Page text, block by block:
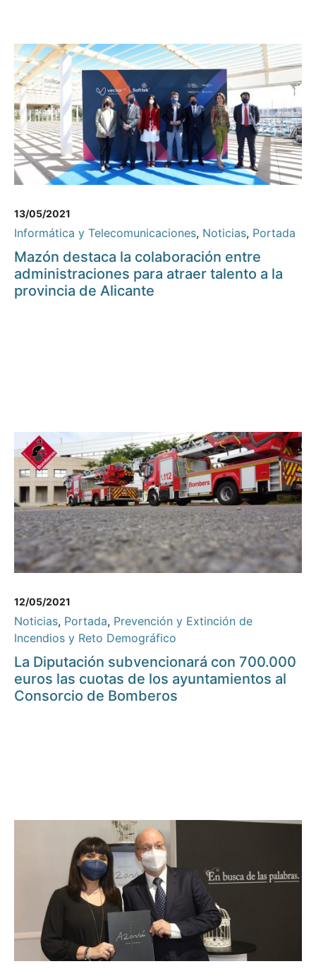
13/05/2021
Informática y Telecomunicaciones, Noticias, Portada
Mazón destaca la colaboración entre
administraciones para atraer talento a la
provincia de Alicante
12/05/2021
Noticias, Portada, Prevención y Extinción de
Incendios y Reto Demográfico
La Diputación subvencionará con 700.000
euros las cuotas de los ayuntamientos al
Consorcio de Bomberos